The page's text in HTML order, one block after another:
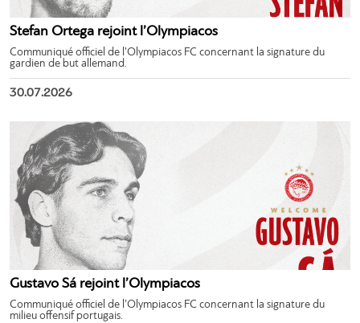
Stefan Ortega rejoint l’Olympiacos
Communiqué officiel de l’Olympiacos FC concernant la signature du
gardien de but allemand.
30.07.2026
Gustavo Sá rejoint l’Olympiacos
Communiqué officiel de l’Olympiacos FC concernant la signature du
milieu offensif portugais.